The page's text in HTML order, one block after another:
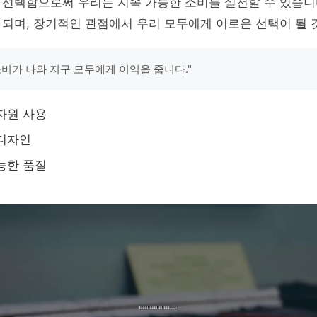
며, 장기적인 관점에서 우리 모두에게 이로운 선택이 될
가 나와 지구 모두에게 이익을 줍니다."
원 사용
자인
한 품질